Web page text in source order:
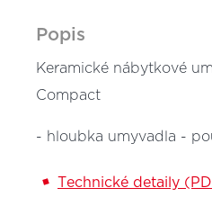
Popis
Keramické nábytkové
Compact
- hloubka umyvadla -
Technické detaily